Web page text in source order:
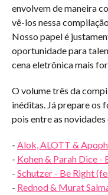
envolvem de maneira
vê-los nessa
Nosso papel é
oportunidade para
cena eletrônica mais
O volume três da
inéditas. Já prepare os
pois entre as novidades
- Alok, ALOTT &
- Kohen & Parah Dice -
- Schutzer - Be Right
- Rednod & Murat